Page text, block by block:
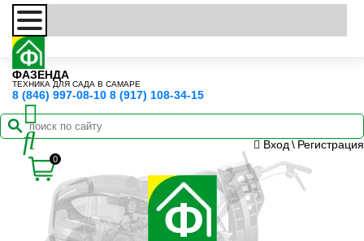
ФАЗЕНДА
ТЕХНИКА ДЛЯ САДА В САМАРЕ
8 (846) 997-08-10 8 (917) 108-34-15
0
Вход \ Регистрация